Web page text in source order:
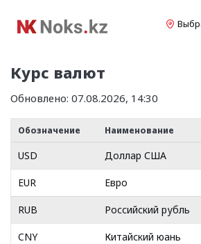
Курс валют
Обновлено: 07.08.2026, 14:30
Обозначение Наименование
USD Доллар США
EUR Евро
RUB Российский рубль
CNY Китайский юань